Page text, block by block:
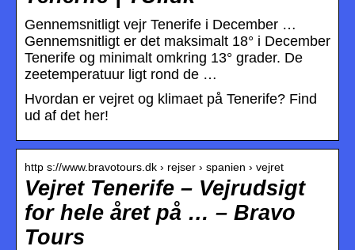
Gennemsnitligt vejr Tenerife i December …
Gennemsnitligt er det maksimalt 18° i December
Tenerife og minimalt omkring 13° grader. De
zeetemperatuur ligt rond de …
Hvordan er vejret og klimaet på Tenerife? Find
ud af det her!
http s://www.bravotours.dk › rejser › spanien › vejret
Vejret Tenerife – Vejrudsigt
for hele året på … – Bravo
Tours